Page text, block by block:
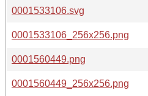
0001533106.svg
0001533106_256x256.png
0001560449.png
0001560449_256x256.png